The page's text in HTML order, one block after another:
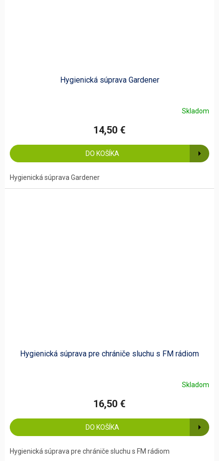
Hygienická súprava Gardener
Skladom
14,50 €
DO KOŠÍKA
Hygienická súprava Gardener
Hygienická súprava pre chrániče sluchu s FM rádiom
Skladom
16,50 €
DO KOŠÍKA
Hygienická súprava pre chrániče sluchu s FM rádiom